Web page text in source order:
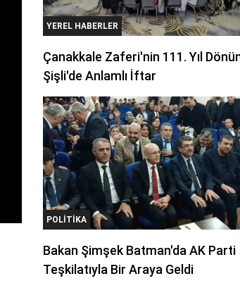
YEREL HABERLER
Çanakkale Zaferi'nin 111. Yıl
Şişli'de Anlamlı İftar
POLITIKA
Bakan Şimşek Batman'da AK Parti
Teşkilatıyla Bir Araya Geldi